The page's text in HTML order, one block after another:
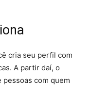
cria seu perfil com
A partir daí, o
pessoas com quem